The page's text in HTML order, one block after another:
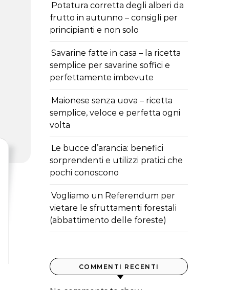
Potatura corretta degli alberi da
frutto in autunno – consigli per
principianti e non solo
Savarine fatte in casa – la ricetta
semplice per savarine soffici e
perfettamente imbevute
Maionese senza uova – ricetta
semplice, veloce e perfetta ogni
volta
Le bucce d’arancia: benefici
sorprendenti e utilizzi pratici che
pochi conoscono
Vogliamo un Referendum per
vietare le sfruttamenti forestali
(abbattimento delle foreste)
COMMENTI RECENTI